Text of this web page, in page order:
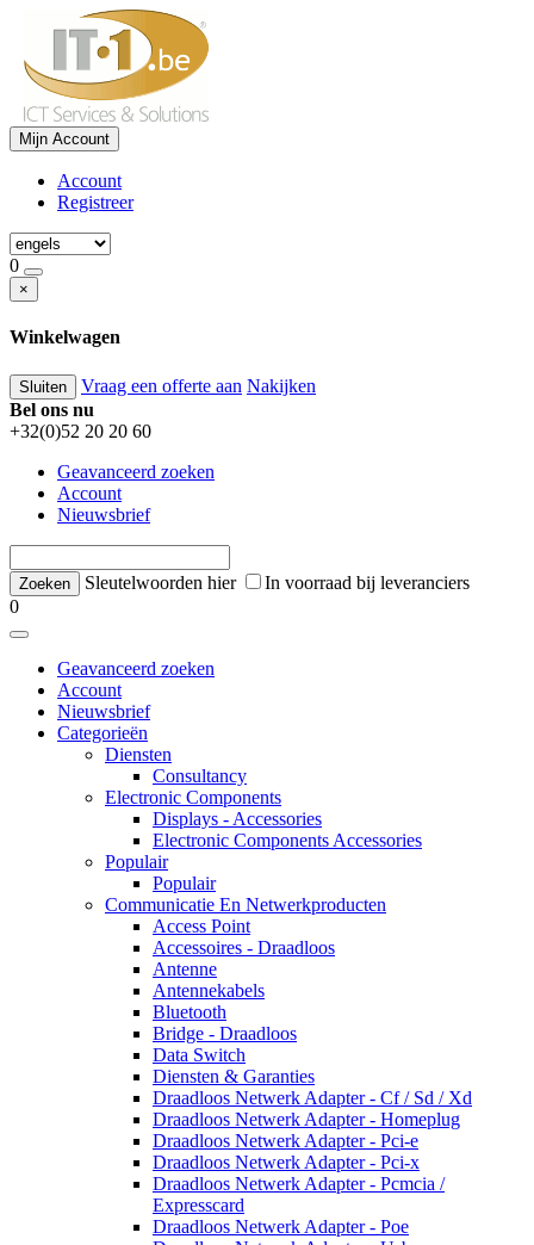
Mijn Account
Account
Registreer
0
×
Winkelwagen
Sluiten Vraag een offerte aan Nakijken
Bel ons nu
+32(0)52 20 20 60
Geavanceerd zoeken
Account
Nieuwsbrief
Sleutelwoorden hier
In voorraad bij leveranciers
0
Geavanceerd zoeken
Account
Nieuwsbrief
Categorieën
Diensten
Consultancy
Electronic Components
Displays - Accessories
Electronic Components Accessories
Populair
Populair
Communicatie En Netwerkproducten
Access Point
Accessoires - Draadloos
Antenne
Antennekabels
Bluetooth
Bridge - Draadloos
Data Switch
Diensten & Garanties
Draadloos Netwerk Adapter - Cf / Sd / Xd
Draadloos Netwerk Adapter - Homeplug
Draadloos Netwerk Adapter - Pci-e
Draadloos Netwerk Adapter - Pci-x
Draadloos Netwerk Adapter - Pcmcia /
Expresscard
Draadloos Netwerk Adapter - Poe